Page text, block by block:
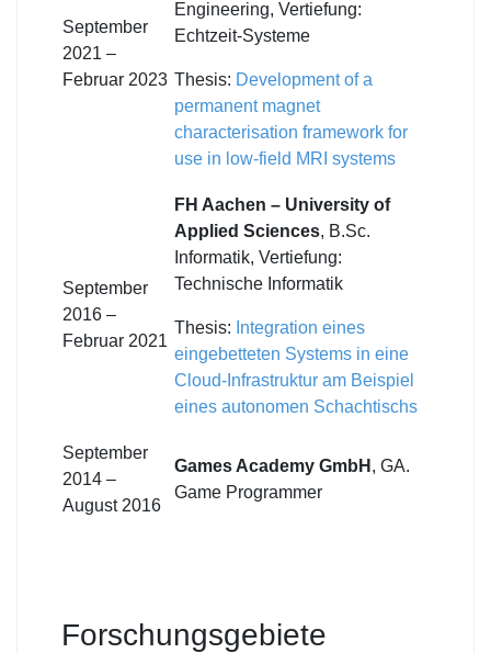
September
2021 –
Februar 2023
Engineering, Vertiefung:
Echtzeit-Systeme
Thesis: Development of a
permanent magnet
characterisation framework for
use in low-field MRI systems
September
2016 –
Februar 2021
FH Aachen – University of
Applied Sciences, B.Sc.
Informatik, Vertiefung:
Technische Informatik
Thesis: Integration eines
eingebetteten Systems in eine
Cloud-Infrastruktur am Beispiel
eines autonomen Schachtischs
September
2014 –
August 2016
Games Academy GmbH , GA.
Game Programmer
Forschungsgebiete